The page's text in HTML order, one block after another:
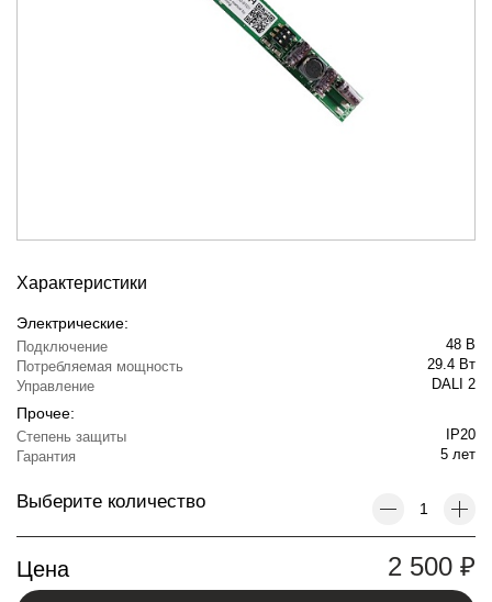
Характеристики
Электрические:
Подключение
48 В
Потребляемая мощность
29.4 Вт
Управление
DALI 2
Прочее:
Степень защиты
IP20
Гарантия
5 лет
Выберите количество
Цена 2 500 ₽